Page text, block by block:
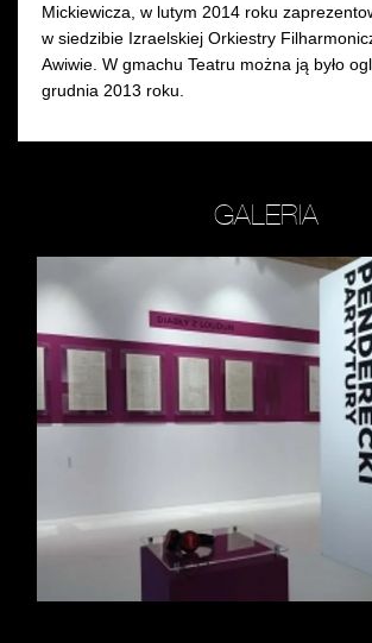
Mickiewicza, w lutym 2014 roku
w siedzibie Izraelskiej Orkiestry
Awiwie. W gmachu Teatru można ją było
grudnia 2013 roku.
GALERIA